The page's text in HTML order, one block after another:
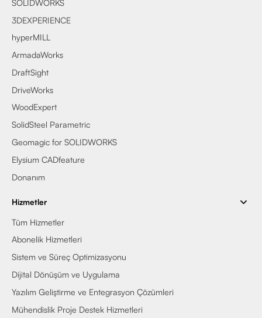
SOLIDWORKS
3DEXPERIENCE
hyperMILL
ArmadaWorks
DraftSight
DriveWorks
WoodExpert
SolidSteel Parametric
Geomagic for SOLIDWORKS
Elysium CADfeature
Donanım
Hizmetler
Tüm Hizmetler
Abonelik Hizmetleri
Sistem ve Süreç Optimizasyonu
Dijital Dönüşüm ve Uygulama
Yazılım Geliştirme ve Entegrasyon Çözümleri
Mühendislik Proje Destek Hizmetleri